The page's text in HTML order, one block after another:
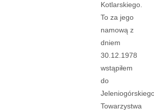
Kotlarskiego.
To za jego
namową z
dniem
30.12.1978
wstąpiłem
do
Towarzystwa